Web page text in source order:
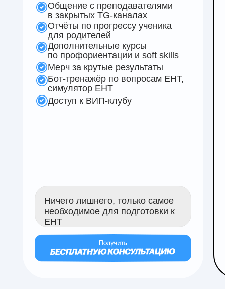
Общение с преподавателями
в закрытых TG-каналах
Отчёты по прогрессу ученика
для родителей
Дополнительные курсы
по профориентации и soft skills
Мерч за крутые результаты
Бот-тренажёр по вопросам ЕНТ,
симулятор ЕНТ
Доступ к ВИП-клубу
Ничего лишнего, только самое
необходимое для подготовки к
ЕНТ